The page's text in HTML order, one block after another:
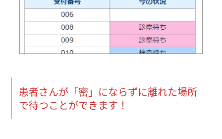
患者さんが「密」にならずに離れた場所
で待つことができます！